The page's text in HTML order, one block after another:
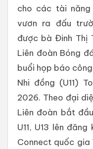
cho các tài
vươn ra đấu
được bà Đinh Thị
Liên đoàn Bóng
buổi họp báo
Nhi đồng (U11)
2026. Theo đại
Liên đoàn bắt
U11, U13 lên
Connect quốc